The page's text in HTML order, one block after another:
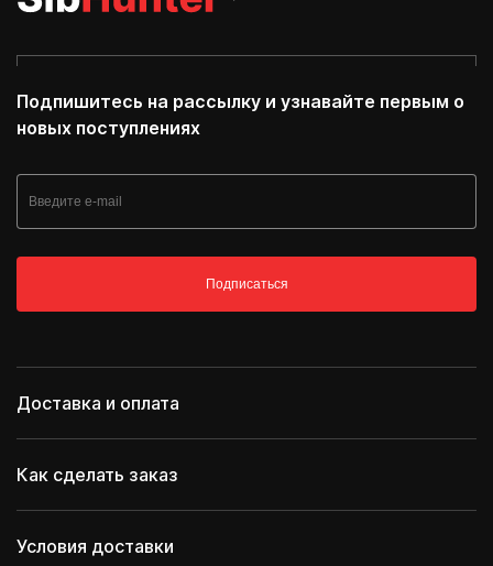
Подпишитесь на рассылку и узнавайте первым о
новых поступлениях
Подписаться
Доставка и оплата
Как сделать заказ
Условия доставки